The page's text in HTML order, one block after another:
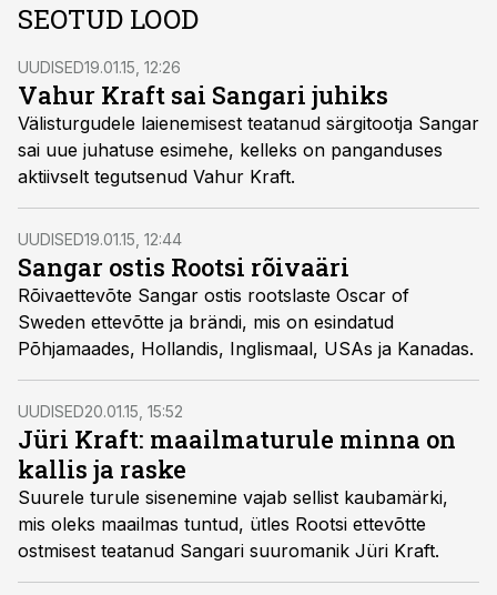
SEOTUD LOOD
UUDISED19.01.15, 12:26
Vahur Kraft sai Sangari juhiks
Välisturgudele laienemisest teatanud särgitootja Sangar
sai uue juhatuse esimehe, kelleks on panganduses
aktiivselt tegutsenud Vahur Kraft.
UUDISED19.01.15, 12:44
Sangar ostis Rootsi rõivaäri
Rõivaettevõte Sangar ostis rootslaste Oscar of
Sweden ettevõtte ja brändi, mis on esindatud
Põhjamaades, Hollandis, Inglismaal, USAs ja Kanadas.
UUDISED20.01.15, 15:52
Jüri Kraft: maailmaturule minna on
kallis ja raske
Suurele turule sisenemine vajab sellist kaubamärki,
mis oleks maailmas tuntud, ütles Rootsi ettevõtte
ostmisest teatanud Sangari suuromanik Jüri Kraft.